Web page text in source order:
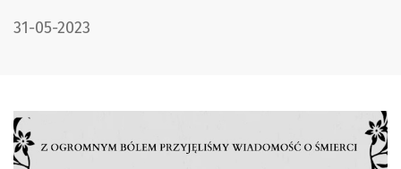
DATA PUBLIKACJI:
31-05-2023